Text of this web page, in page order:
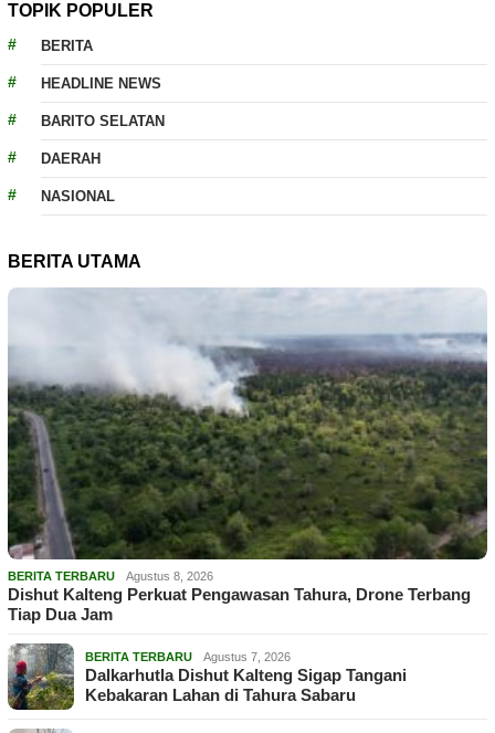
TOPIK POPULER
BERITA
HEADLINE NEWS
BARITO SELATAN
DAERAH
NASIONAL
BERITA UTAMA
BERITA TERBARU Agustus 8, 2026
Dishut Kalteng Perkuat Pengawasan Tahura, Drone Terbang
Tiap Dua Jam
BERITA TERBARU Agustus 7, 2026
Dalkarhutla Dishut Kalteng Sigap Tangani
Kebakaran Lahan di Tahura Sabaru